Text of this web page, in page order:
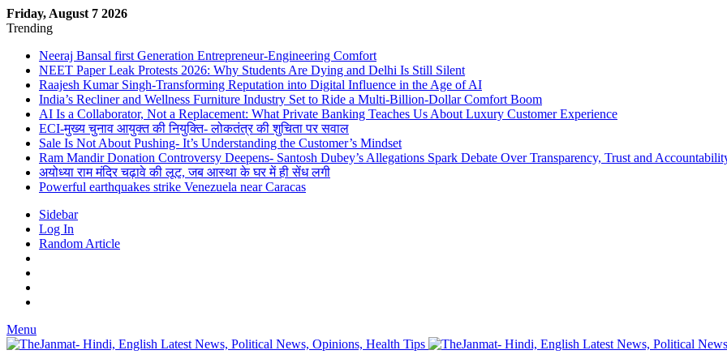
Friday, August 7 2026
Trending
Neeraj Bansal first Generation Entrepreneur-Engineering Comfort
NEET Paper Leak Protests 2026: Why Students Are Dying and Delhi Is Still Silent
Raajesh Kumar Singh-Transforming Reputation into Digital Influence in the Age of AI
India’s Recliner and Wellness Furniture Industry Set to Ride a Multi-Billion-Dollar Comfort Boom
AI Is a Collaborator, Not a Replacement: What Private Banking Teaches Us About Luxury Customer Experience
ECI-मुख्य चुनाव आयुक्त की नियुक्ति- लोकतंत्र की शुचिता पर सवाल
Sale Is Not About Pushing- It’s Understanding the Customer’s Mindset
Ram Mandir Donation Controversy Deepens- Santosh Dubey’s Allegations Spark Debate Over Transparency, Trust and
अयोध्या राम मंदिर चढ़ावे की लूट, जब आस्था के घर में ही सेंध लगी
Powerful earthquakes strike Venezuela near Caracas
Sidebar
Log In
Random Article
Menu